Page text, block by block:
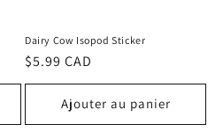
Dairy Cow Isopod Sticker
Prix
habituel
$5.99 CAD
Ajouter au panier